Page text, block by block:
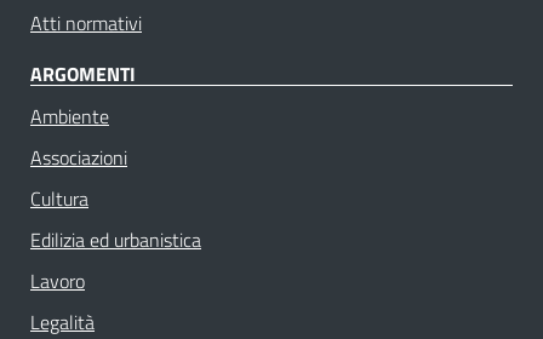
Atti normativi
ARGOMENTI
Ambiente
Associazioni
Cultura
Edilizia ed urbanistica
Lavoro
Legalità